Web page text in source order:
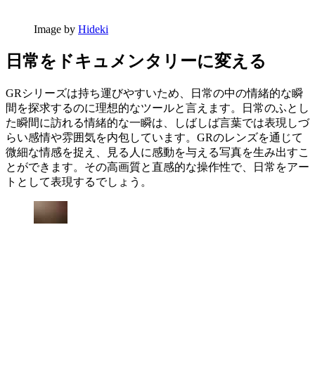
Image by Hideki
日常をドキュメンタリーに変える
GRシリーズは持ち運びやすいため、日常の中の情緒的な瞬
間を探求するのに理想的なツールと言えます。日常のふとし
た瞬間に訪れる情緒的な一瞬は、しばしば言葉では表現しづ
らい感情や雰囲気を内包しています。GRのレンズを通じて
微細な情感を捉え、見る人に感動を与える写真を生み出すこ
とができます。その高画質と直感的な操作性で、日常をアー
トとして表現するでしょう。